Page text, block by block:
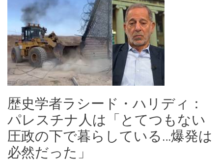
歴史学者ラシード・ハリディ：
パレスチナ人は「とてつもない
圧政の下で暮らしている…爆発は
必然だった」